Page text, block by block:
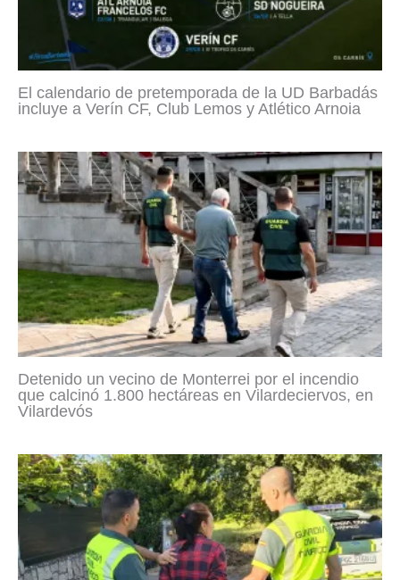
El calendario de pretemporada de la UD Barbadás
incluye a Verín CF, Club Lemos y Atlético Arnoia
Detenido un vecino de Monterrei por el incendio
que calcinó 1.800 hectáreas en Vilardeciervos, en
Vilardevós